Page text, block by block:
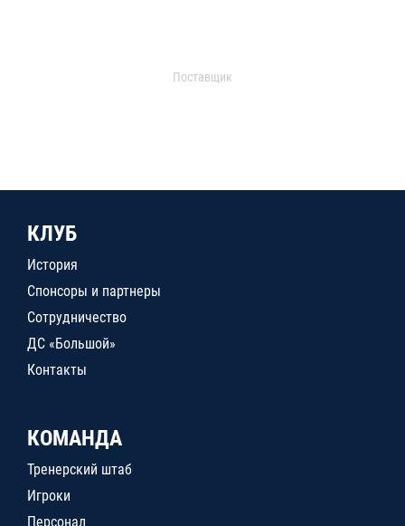
Поставщик
КЛУБ
История
Спонсоры и партнеры
Сотрудничество
ДС «Большой»
Контакты
КОМАНДА
Тренерский штаб
Игроки
Персонал